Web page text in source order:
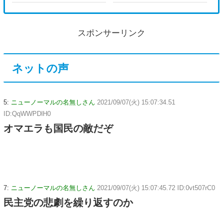
スポンサーリンク
ネットの声
5: ニューノーマルの名無しさん 2021/09/07(火) 15:07:34.51
ID:QqWWPDlH0
オマエラも国民の敵だぞ
7: ニューノーマルの名無しさん 2021/09/07(火) 15:07:45.72 ID:0vt507rC0
民主党の悲劇を繰り返すのか